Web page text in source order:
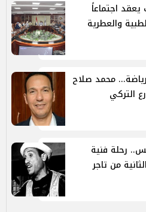
اجتماعاً
والعطرية
محمد صلاح
التركي
رحلة فنية
من تاجر